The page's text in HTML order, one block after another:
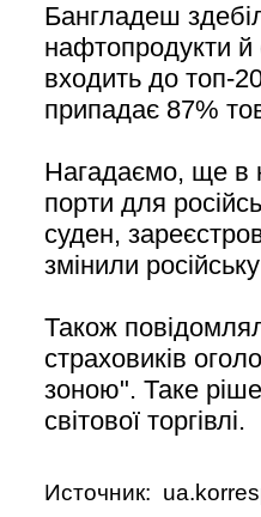
Бангладеш
нафтопродукти й
входить до топ-
припадає 87%
Нагадаємо, ще в
порти для
суден,
змінили
Також
страховиків
зоною". Таке
світової торгівлі.
Источник: